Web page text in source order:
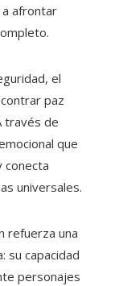
a afrontar
el
paz
través de
que
conecta
universales.
refuerza una
su capacidad
personajes